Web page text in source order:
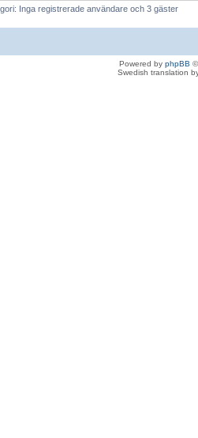
Inga registrerade användare och 3 gäster
Powered by phpBB
Swedish translation